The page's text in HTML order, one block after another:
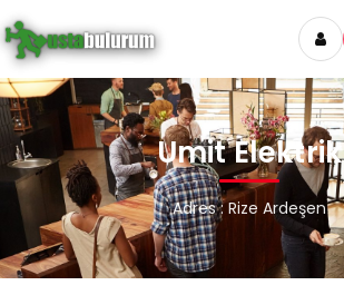
Umit Elektrik
Adres : Rize Ardeşen